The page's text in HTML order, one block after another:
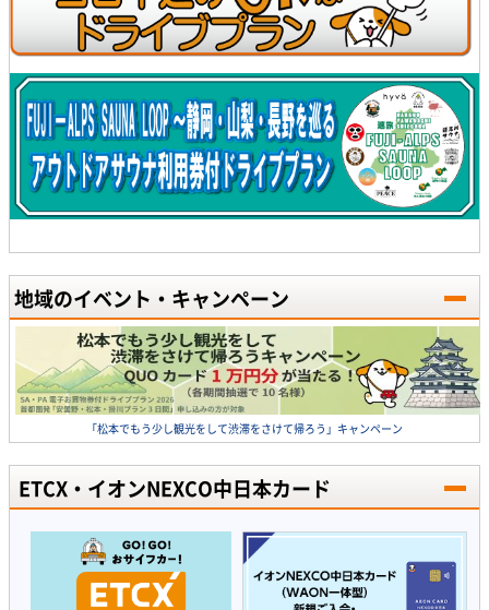
地域のイベント・キャンペーン
「松本でもう少し観光をして渋滞をさけて帰ろう」キャンペーン
ETCX・イオンNEXCO中日本カード